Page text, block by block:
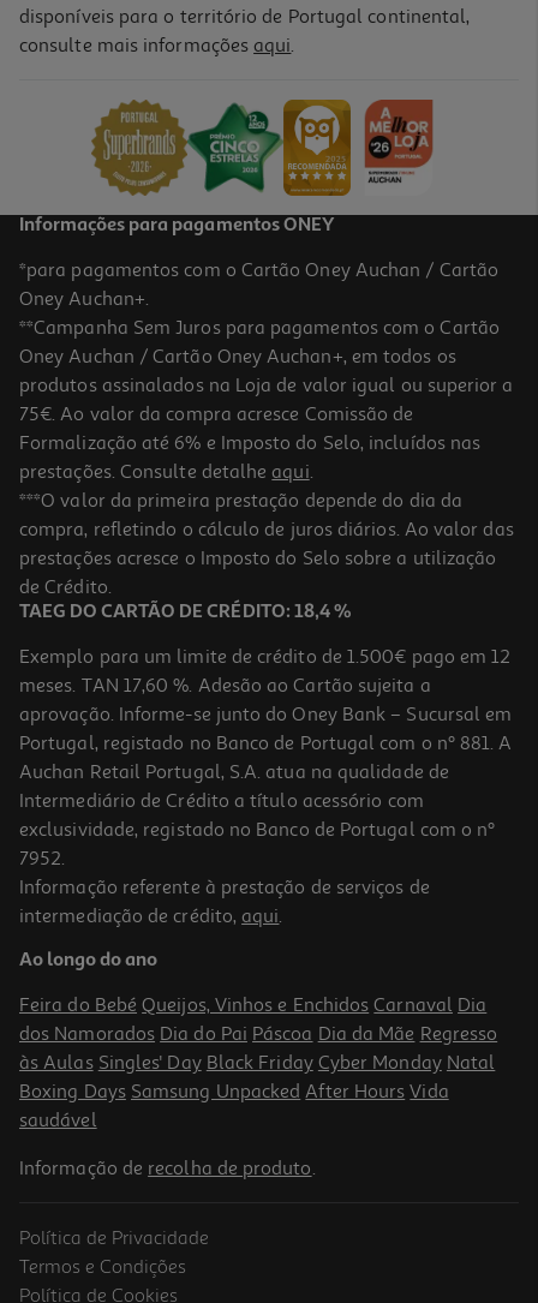
Desodorizante Wild Algodão Sal Recarga 40g
Desodorizante Uriage Spray Fresco 125ml
123.92 €/Lt
15,49 €
Desodorizante Wild Mini Algodão Sal 16 G
3.99 €/un
3,99 €
disponíveis para o território de Portugal continental,
consulte mais informações aqui.
Informações para pagamentos ONEY
*para pagamentos com o Cartão Oney Auchan / Cartão
Oney Auchan+.
**Campanha Sem Juros para pagamentos com o Cartão
Oney Auchan / Cartão Oney Auchan+, em todos os
produtos assinalados na Loja de valor igual ou superior a
75€. Ao valor da compra acresce Comissão de
Formalização até 6% e Imposto do Selo, incluídos nas
prestações. Consulte detalhe aqui.
***O valor da primeira prestação depende do dia da
compra, refletindo o cálculo de juros diários. Ao valor das
prestações acresce o Imposto do Selo sobre a utilização
de Crédito.
TAEG DO CARTÃO DE CRÉDITO: 18,4 %
Exemplo para um limite de crédito de 1.500€ pago em 12
meses. TAN 17,60 %. Adesão ao Cartão sujeita a
aprovação. Informe-se junto do Oney Bank – Sucursal em
Portugal, registado no Banco de Portugal com o nº 881. A
Auchan Retail Portugal, S.A. atua na qualidade de
Intermediário de Crédito a título acessório com
exclusividade, registado no Banco de Portugal com o nº
7952.
Informação referente à prestação de serviços de
intermediação de crédito, aqui.
Ao longo do ano
Feira do Bebé Queijos, Vinhos e Enchidos Carnaval Dia
dos Namorados Dia do Pai Páscoa Dia da Mãe Regresso
às Aulas Singles' Day Black Friday Cyber Monday Natal
Boxing Days Samsung Unpacked After Hours Vida
saudável
Informação de recolha de produto.
Política de Privacidade
Termos e Condições
Política de Cookies